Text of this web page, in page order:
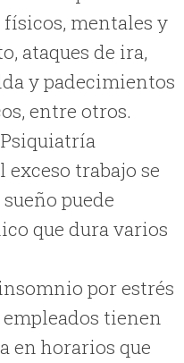
mentales y
ataques de ira,
y padecimientos
entre otros.
exceso trabajo se
puede
que dura varios
por estrés
empleados tienen
en horarios que